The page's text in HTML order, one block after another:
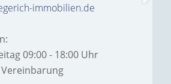
immobilien.de
09:00 - 18:00 Uhr